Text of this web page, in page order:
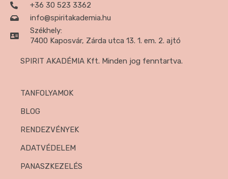
+36 30 523 3362
info@spiritakademia.hu
Székhely:
7400 Kaposvár, Zárda utca 13. 1. em. 2. ajtó
SPIRIT AKADÉMIA Kft. Minden jog fenntartva.
TANFOLYAMOK
BLOG
RENDEZVÉNYEK
ADATVÉDELEM
PANASZKEZELÉS